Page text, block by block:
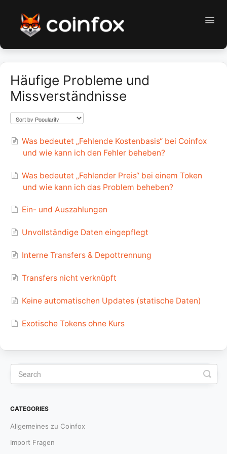
Erste Schritte
First steps
Häufige Probleme und
Missverständnisse
Was bedeutet „Fehlende Kostenbasis“ bei Coinfox
und wie kann ich den Fehler beheben?
Was bedeutet „Fehlender Preis“ bei einem Token
und wie kann ich das Problem beheben?
Ein- und Auszahlungen
Unvollständige Daten eingepflegt
Interne Transfers & Depottrennung
Transfers nicht verknüpft
Keine automatischen Updates (statische Daten)
Exotische Tokens ohne Kurs
CATEGORIES
Allgemeines zu Coinfox
Import Fragen